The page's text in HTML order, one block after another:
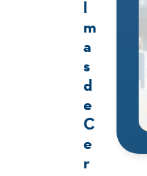
l
m
a
s
d
e
C
e
r